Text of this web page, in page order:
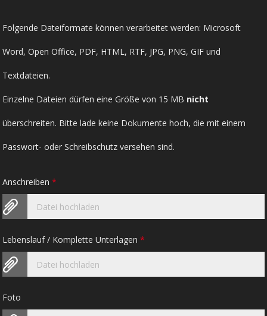
Folgende Dateiformate können verarbeitet werden: Microsoft
Word, Open Office, PDF, HTML, RTF, JPG, PNG, GIF und
Textdateien.
Einzelne Dateien dürfen eine Größe von 15 MB nicht
überschreiten. Bitte lade keine Dokumente hoch, die mit einem
Passwort- oder Schreibschutz versehen sind.
Anschreiben*
Datei hochladen
Lebenslauf / Komplette Unterlagen*
Datei hochladen
Foto